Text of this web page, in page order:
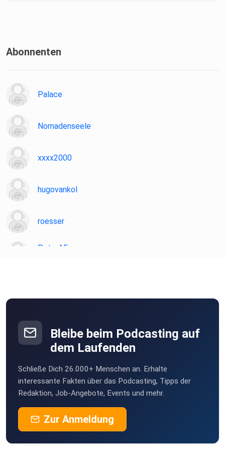
Abonnenten
Palace
Nomadenseele
xxxx2000
hugovankol
roesser
PeterAF
Gammertingen
willistvv
Karlsruhe
Düsseldorf
MSWMGPodcast
Düsseldorf
Bleibe beim Podcasting auf
dem Laufenden
Schließe Dich 26.000+ Menschen an. Erhalte
interessante Fakten über das Podcasting, Tipps der
Redaktion, Job-Angebote, Events und mehr.
Zur Anmeldung